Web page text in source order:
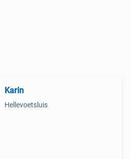
Karin
Hellevoetsluis